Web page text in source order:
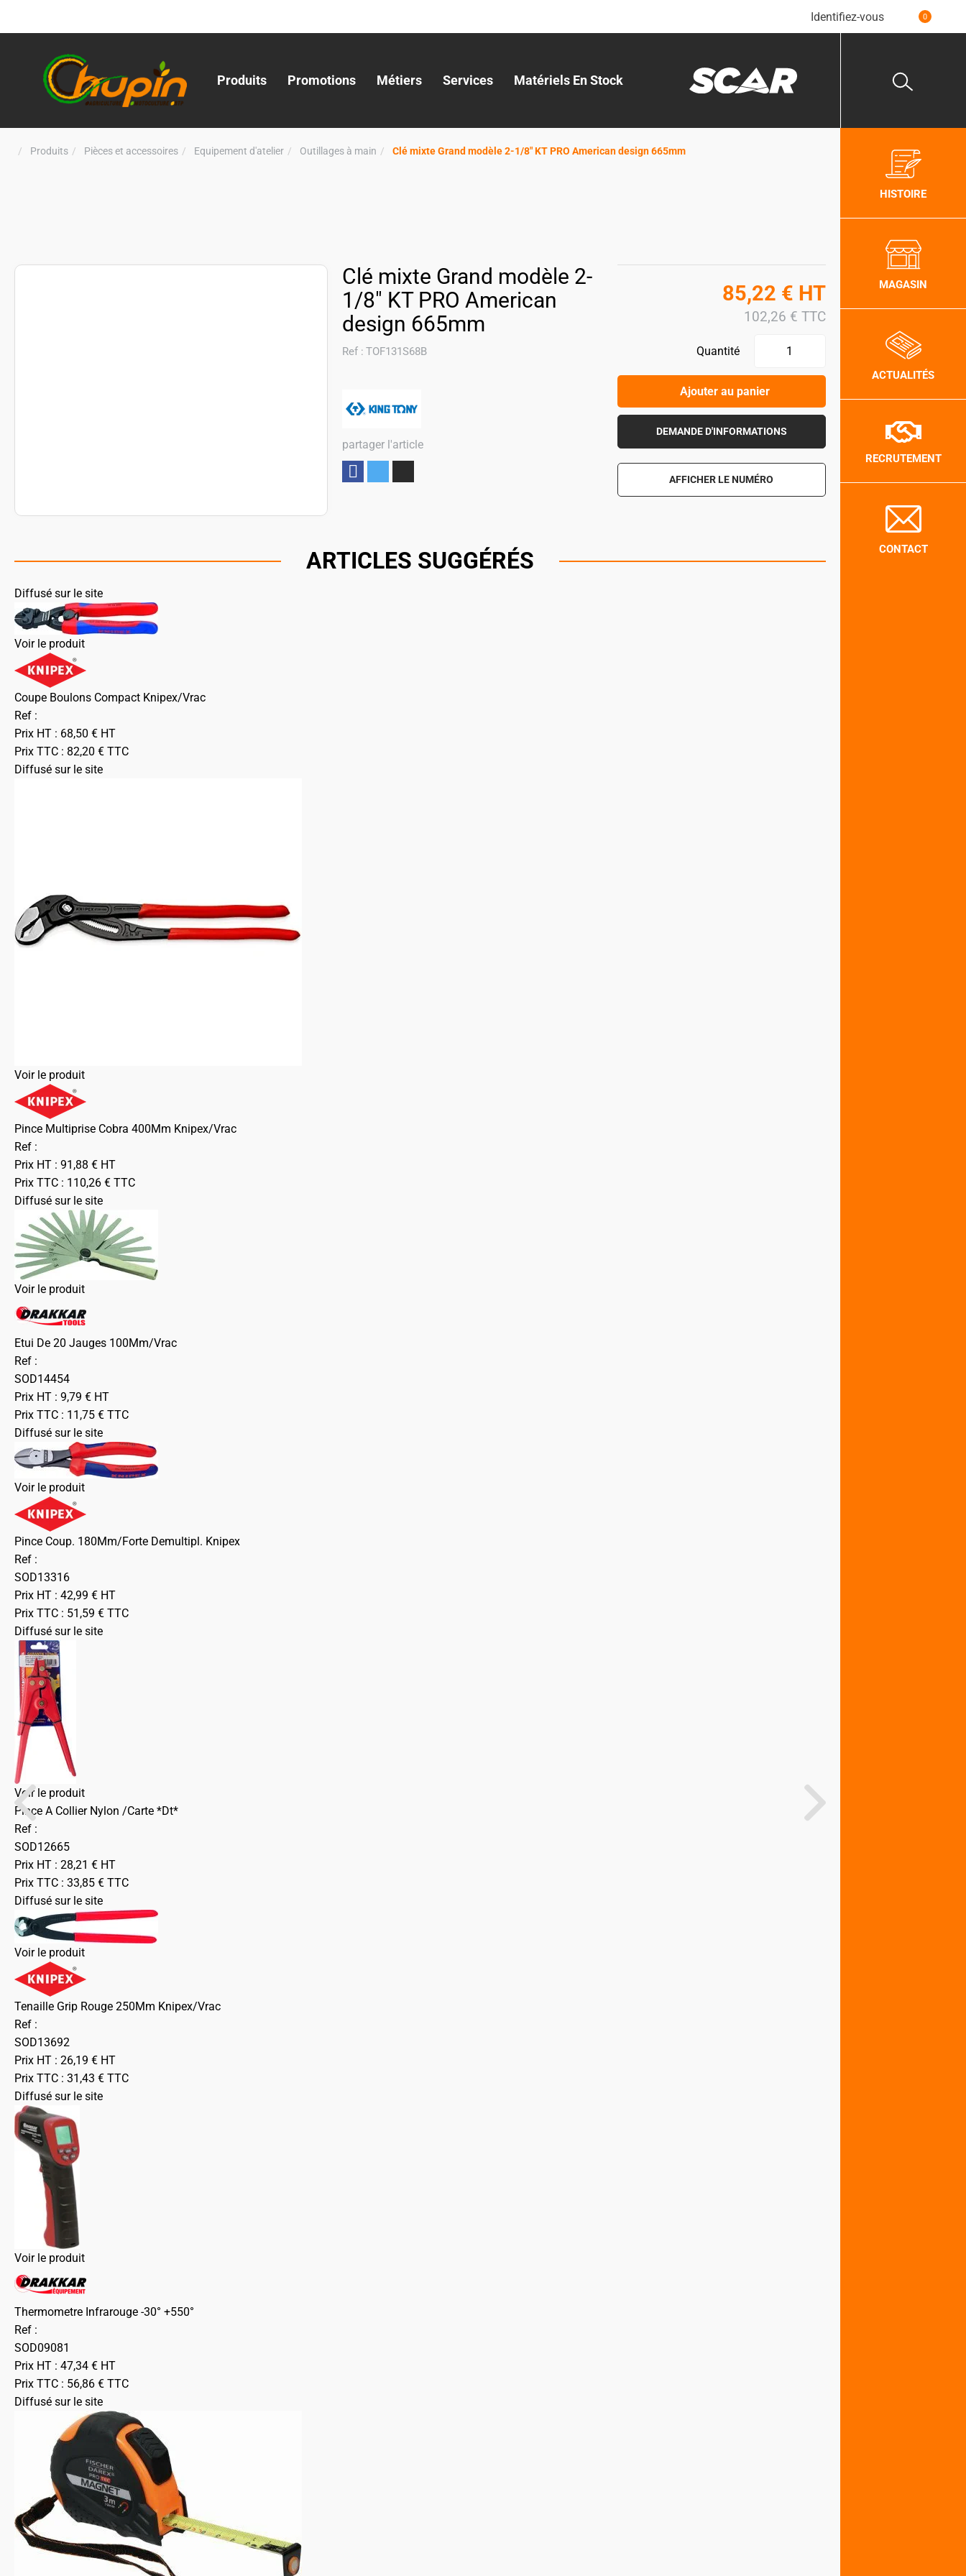
Identifiez-vous 0
Produits Promotions Métiers Services Matériels En Stock
Produits Pièces et accessoires Equipement d'atelier Outillages à main Clé mixte Grand modèle 2-1/8" KT PRO American design 665mm
Clé mixte Grand modèle 2-
1/8" KT PRO American
design 665mm
Ref : TOF131S68B
partager l'article
85,22 € HT
102,26 € TTC
Quantité
Ajouter au panier
DEMANDE D'INFORMATIONS
AFFICHER LE NUMÉRO
ARTICLES SUGGÉRÉS
Diffusé sur le site
Voir le produit
Coupe Boulons Compact Knipex/Vrac
Ref :
Prix HT : 68,50 € HT
Prix TTC : 82,20 € TTC
Diffusé sur le site
Voir le produit
Pince Multiprise Cobra 400Mm Knipex/Vrac
Ref :
Prix HT : 91,88 € HT
Prix TTC : 110,26 € TTC
Diffusé sur le site
Voir le produit
Etui De 20 Jauges 100Mm/Vrac
Ref :
SOD14454
Prix HT : 9,79 € HT
Prix TTC : 11,75 € TTC
Diffusé sur le site
Voir le produit
Pince Coup. 180Mm/Forte Demultipl. Knipex
Ref :
SOD13316
Prix HT : 42,99 € HT
Prix TTC : 51,59 € TTC
Diffusé sur le site
Voir le produit
Pince A Collier Nylon /Carte *Dt*
Ref :
SOD12665
Prix HT : 28,21 € HT
Prix TTC : 33,85 € TTC
Diffusé sur le site
Voir le produit
Tenaille Grip Rouge 250Mm Knipex/Vrac
Ref :
SOD13692
Prix HT : 26,19 € HT
Prix TTC : 31,43 € TTC
Diffusé sur le site
Voir le produit
Thermometre Infrarouge -30° +550°
Ref :
SOD09081
Prix HT : 47,34 € HT
Prix TTC : 56,86 € TTC
Diffusé sur le site
HISTOIRE
MAGASIN
ACTUALITÉS
RECRUTEMENT
CONTACT